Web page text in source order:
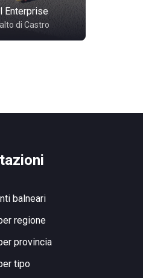
Enterprise
di Castro
balneari
regione
provincia
tipo